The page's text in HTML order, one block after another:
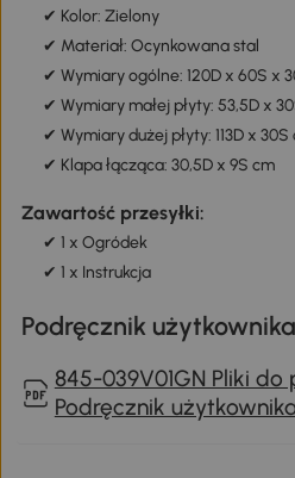
✔ Kolor: Zielony
✔ Materiał: Ocynkowana stal
✔ Wymiary ogólne: 120D x 60S x
✔ Wymiary małej płyty: 53,5D x
✔ Wymiary dużej płyty: 113D x 30S
✔ Klapa łącząca: 30,5D x 9S cm
Zawartość przesyłki:
✔ 1 x Ogródek
✔ 1 x Instrukcja
Podręcznik użytkownika
845-039V01GN Pliki do
Podręcznik